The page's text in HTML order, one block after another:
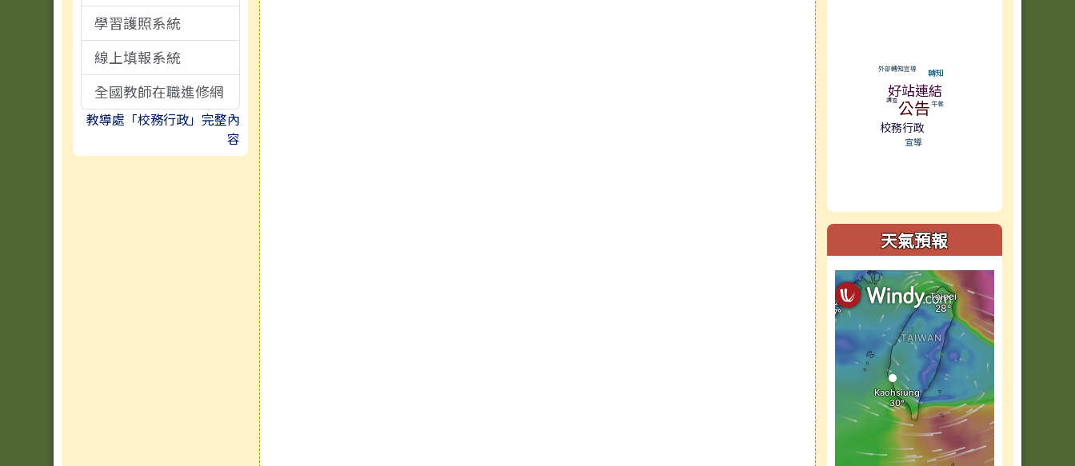
學習護照系統
線上填報系統
全國教師在職進修網
教導處「校務行政」完整內
容
外部轉知宣導
好站連結
轉知
調查公告午餐
校務行政
宣導
天氣預報